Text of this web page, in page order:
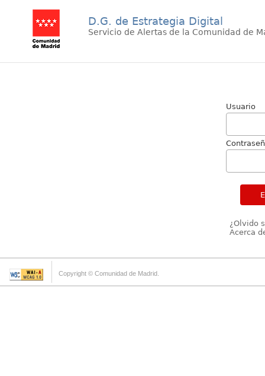
D.G. de Estrategia Digital
Servicio de Alertas de la Comunidad de
Usuario
¿Olvido
Acerca
Copyright © Comunidad de Madrid.